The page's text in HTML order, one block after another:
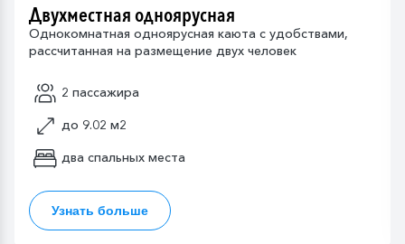
Двухместная одноярусная
Однокомнатная одноярусная каюта с удобствами,
рассчитанная на размещение двух человек
2 пассажира
до 9.02 м2
два спальных места
Узнать больше